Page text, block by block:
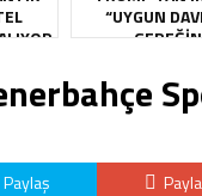
“UYGUN
Paylaş